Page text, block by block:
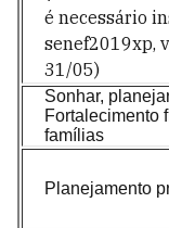
é necessário
senef2019xp,
31/05)
Sonhar,
Fortalecimento
famílias
Planejamento